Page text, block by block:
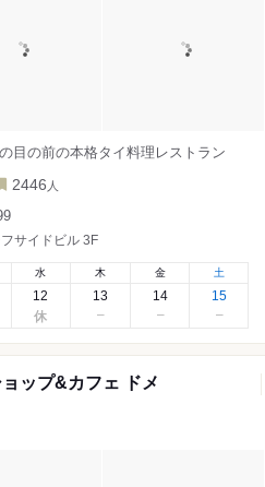
目の前の本格タイ料理レストラン
2446 人
サイドビル 3F
水
12
木
13
金
14
土
15
ップ&カフェ ドメ